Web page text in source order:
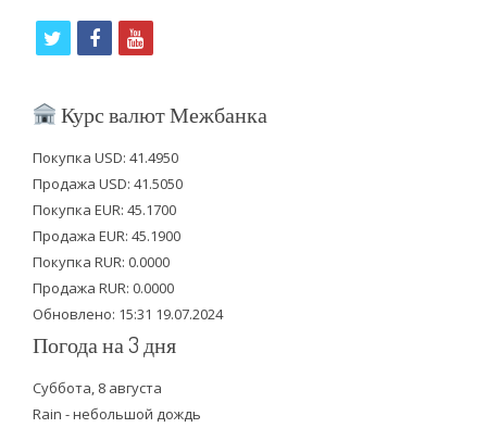
i
t
e
r
f
b
o
o
k
y
u
b
e
Курс валют Межбанка
Покупка USD: 41.4950
Продажа USD: 41.5050
Покупка EUR: 45.1700
Продажа EUR: 45.1900
Покупка RUR: 0.0000
Продажа RUR: 0.0000
Обновлено: 15:31 19.07.2024
Погода на 3 дня
Суббота, 8 августа
Rain - небольшой дождь